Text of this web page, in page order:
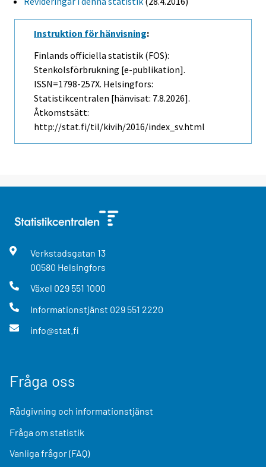
Instruktion för hänvisning:
Finlands officiella statistik (FOS):
Stenkolsförbrukning [e-publikation].
ISSN=1798-257X. Helsingfors:
Statistikcentralen [hänvisat: 7.8.2026].
Åtkomstsätt:
http://stat.fi/til/kivih/2016/index_sv.html
Verkstadsgatan 13
00580 Helsingfors
Växel 029 551 1000
Informationstjänst 029 551 2220
info@stat.fi
Fråga oss
Rådgivning och informationstjänst
Fråga om statistik
Vanliga frågor (FAQ)